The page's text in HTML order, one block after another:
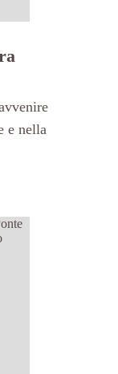
e nella